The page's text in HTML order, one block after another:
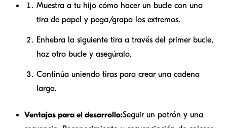
Muestra a tu hijo cómo hacer un bucle con una
tira de papel y pega/grapa los extremos.
Enhebra la siguiente tira a través del primer bucle,
haz otro bucle y asegúralo.
Continúa uniendo tiras para crear una cadena
larga.
Ventajas para el desarrollo:Seguir un patrón y una